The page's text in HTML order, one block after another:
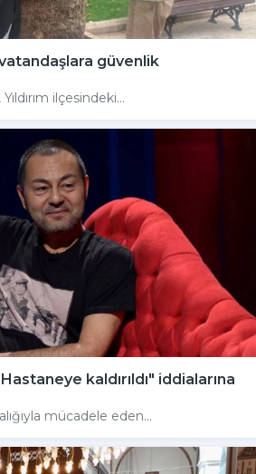
güvenlik
ilçesindeki...
kaldırıldı" iddialarına
mücadele eden...